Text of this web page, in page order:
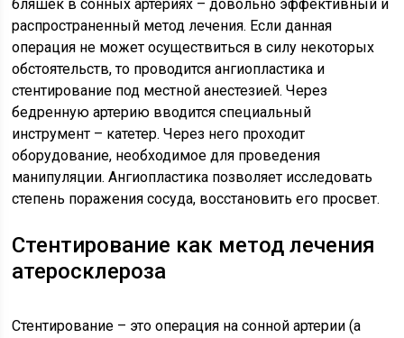
бляшек в сонных артериях – довольно эффективный и
распространенный метод лечения. Если данная
операция не может осуществиться в силу некоторых
обстоятельств, то проводится ангиопластика и
стентирование под местной анестезией. Через
бедренную артерию вводится специальный
инструмент – катетер. Через него проходит
оборудование, необходимое для проведения
манипуляции. Ангиопластика позволяет исследовать
степень поражения сосуда, восстановить его просвет.
Стентирование как метод лечения
атеросклероза
Стентирование – это операция на сонной артерии (а